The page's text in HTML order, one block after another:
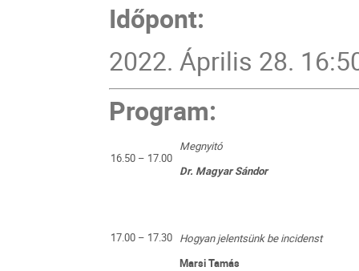
Időpont:
2022. Április 28.
Program:
16.50 – 17.00
Megnyitó
Dr. Magyar Sándor
17.00 – 17.30 Hogyan jelentsünk be incidenst
Marsi Tamás